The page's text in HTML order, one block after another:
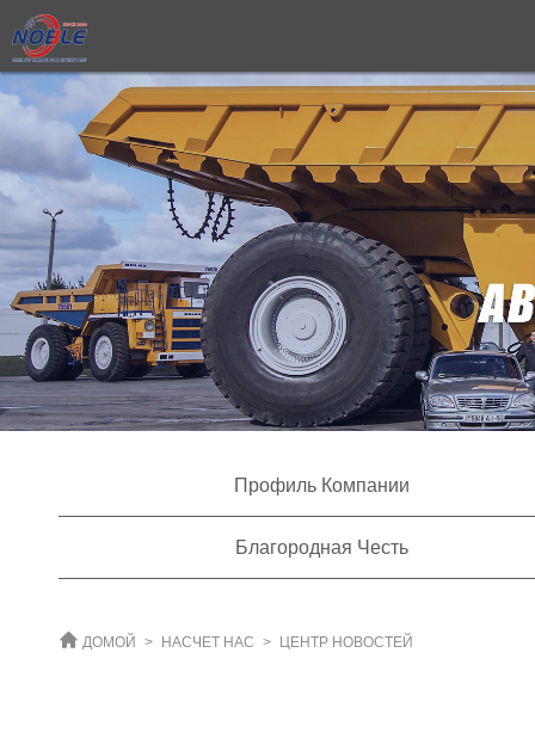
Профиль Компании
Благородная Честь
ДОМОЙ > НАСЧЕТ НАС > ЦЕНТР НОВОСТЕЙ